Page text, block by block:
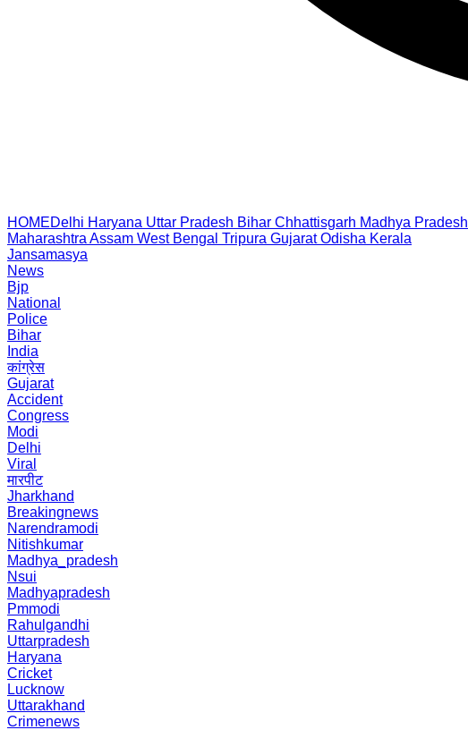
HOMEDelhi Haryana Uttar Pradesh Bihar Chhattisgarh Madhya Pradesh
Maharashtra Assam West Bengal Tripura Gujarat Odisha Kerala
Jansamasya
News
Bjp
National
Police
Bihar
India
कांग्रेस
Gujarat
Accident
Congress
Modi
Delhi
Viral
मारपीट
Jharkhand
Breakingnews
Narendramodi
Nitishkumar
Madhya_pradesh
Nsui
Madhyapradesh
Pmmodi
Rahulgandhi
Uttarpradesh
Haryana
Cricket
Lucknow
Uttarakhand
Crimenews